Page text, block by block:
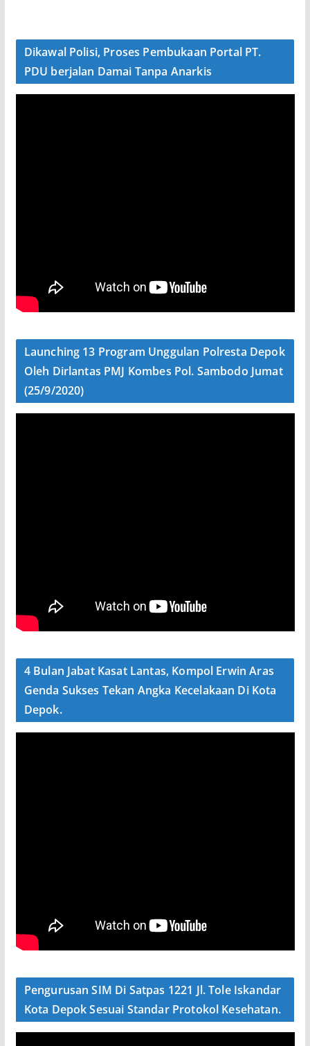
Dikawal Polisi, Proses Pembukaan Portal PT.
PDU berjalan Damai Tanpa Anarkis
Launching 13 Program Unggulan Polresta Depok
Oleh Dirlantas PMJ Kombes Pol. Sambodo Jumat
(25/9/2020)
4 Bulan Jabat Kasat Lantas, Kompol Erwin Aras
Genda Sukses Tekan Angka Kecelakaan Di Kota
Depok.
Pengurusan SIM Di Satpas 1221 Jl. Tole Iskandar
Kota Depok Sesuai Standar Protokol Kesehatan.